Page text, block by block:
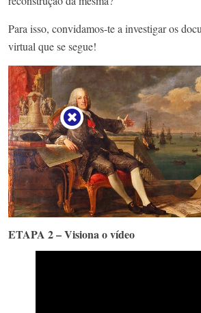
Para isso, convidamos-te a investigar os
virtual que se segue!
ETAPA 2 – Visiona o vídeo